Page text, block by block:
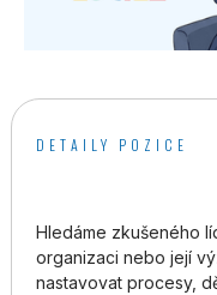
DETAILY POZICE
Hledáme zkušeného
organizaci nebo její
nastavovat procesy,